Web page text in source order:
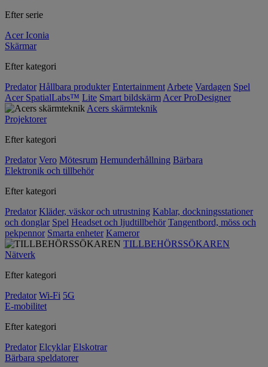
Efter serie
Acer Iconia
Skärmar
Efter kategori
Predator Hållbara produkter Entertainment Arbete Vardagen Spel
Acer SpatialLabs™ Lite Smart bildskärm Acer ProDesigner
Acers skärmteknik
Projektorer
Efter kategori
Predator Vero Mötesrum Hemunderhållning Bärbara
Elektronik och tillbehör
Efter kategori
Predator Kläder, väskor och utrustning Kablar, dockningsstationer
och donglar Spel Headset och ljudtillbehör Tangentbord, möss och
pekpennor Smarta enheter Kameror
TILLBEHÖRSSÖKAREN
Nätverk
Efter kategori
Predator Wi-Fi 5G
E-mobilitet
Efter kategori
Predator Elcyklar Elskotrar
Bärbara speldatorer